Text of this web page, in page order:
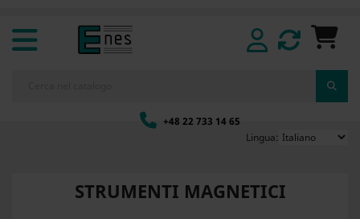
+48 22 733 14 65
Lingua:
STRUMENTI MAGNETICI